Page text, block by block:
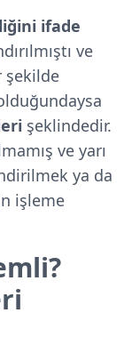
ifade
ve
şekilde
şeklindedir.
ve yarı
ya da
işleme